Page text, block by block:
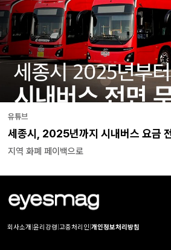
유튜브
세종시, 2025년까지 시내버스 요금
지역 화폐 페이백으로
회사소개 윤리강령 고충처리인 개인정보처리방침